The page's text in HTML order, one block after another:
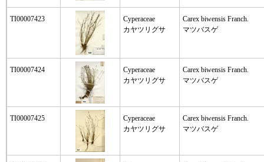
TI00007423
Cyperaceae
カヤツリグサ
Carex biwensis Franch.
マツバスゲ
TI00007424
Cyperaceae
カヤツリグサ
Carex biwensis Franch.
マツバスゲ
TI00007425
Cyperaceae
カヤツリグサ
Carex biwensis Franch.
マツバスゲ